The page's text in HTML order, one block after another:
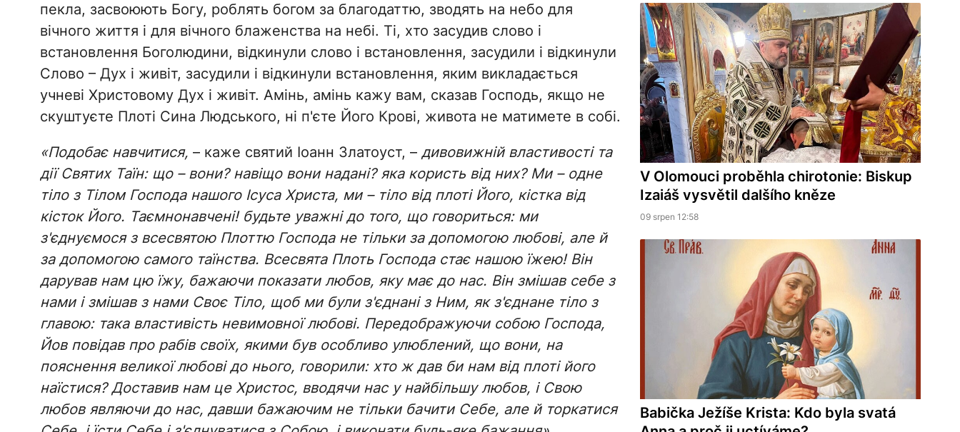
пекла, засвоюють Богу, роблять богом за благодаттю, зводять на небо для
вічного життя і для вічного блаженства на небі. Ті, хто засудив слово і
встановлення Боголюдини, відкинули слово і встановлення, засудили і відкинули
Слово – Дух і живіт, засудили і відкинули встановлення, яким викладається
учневі Христовому Дух і живіт. Амінь, амінь кажу вам, сказав Господь, якщо не
скуштуєте Плоті Сина Людського, ні п'єте Його Крові, живота не матимете в собі.
«Подобає навчитися, – каже святий Іоанн Златоуст, – дивовижній властивості та
дії Святих Таїн: що – вони? навіщо вони надані? яка користь від них? Ми – одне
тіло з Тілом Господа нашого Ісуса Христа, ми – тіло від плоті Його, кістка від
кісток Його. Таємнонавчені! будьте уважні до того, що говориться: ми
з'єднуємося з всесвятою Плоттю Господа не тільки за допомогою любові, але й
за допомогою самого таїнства. Всесвята Плоть Господа стає нашою їжею! Він
дарував нам цю їжу, бажаючи показати любов, яку має до нас. Він змішав себе з
нами і змішав з нами Своє Тіло, щоб ми були з'єднані з Ним, як з'єднане тіло з
главою: така властивість невимовної любові. Передображуючи собою Господа,
Йов повідав про рабів своїх, якими був особливо улюблений, що вони, на
пояснення великої любові до нього, говорили: хто ж дав би нам від плоті його
наїстися? Доставив нам це Христос, вводячи нас у найбільшу любов, і Свою
любов являючи до нас, давши бажаючим не тільки бачити Себе, але й торкатися
V Olomouci proběhla chirotonie: Biskup
Izaiáš vysvětil dalšího kněze
09 srpen 12:58
Babička Ježíše Krista: Kdo byla svatá